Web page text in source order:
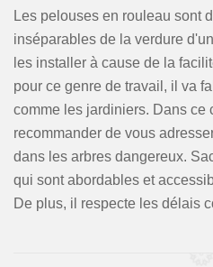
Les pelouses en rouleau sont
inséparables de la verdure
les installer à cause de la
pour ce genre de travail, il va
comme les jardiniers. Dans ce
recommander de vous
dans les arbres dangereux.
qui sont abordables et
De plus, il respecte les délais